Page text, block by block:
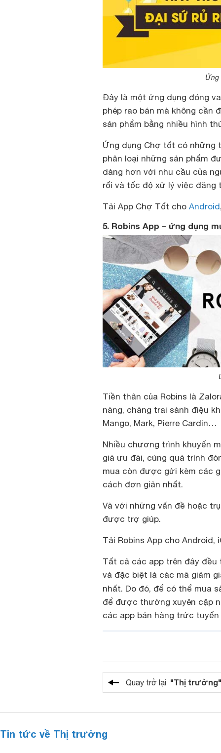
Ứng
Đây là một ứng dụng đóng
phép rao bán mà không cần
sản phẩm bằng nhiều hình
Ứng dụng Chợ tốt có những
phân loại những sản phẩm
dàng hơn với nhu cầu của
rối và tốc độ xử lý việc đăng
Tải App Chợ Tốt cho Android
5. Robins App – ứng dụng
Tiền thân của Robins là
nàng, chàng trai sành điệu
Mango, Mark, Pierre Cardin…
Nhiều chương trình khuyến
giá ưu đãi, cùng quá trình
mua còn được gửi kèm các
cách đơn giản nhất.
Và với những vấn đề hoặc
được trợ giúp.
Tải Robins App cho Android,
Tất cả các app trên đây
và đặc biệt là các mã giảm
nhất. Do đó, để có thể mua
để được thường xuyên cập
các app bán hàng trức tuyến
Quay trở lại "Thị trường"
Tin tức về Thị trường